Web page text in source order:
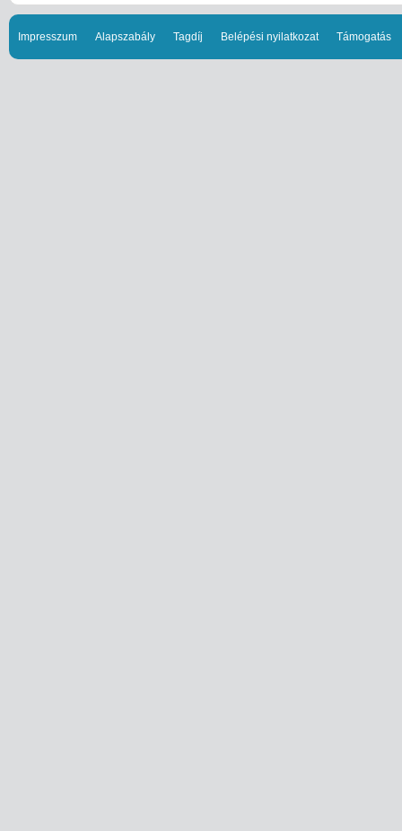
Impresszum Alapszabály Tagdíj Belépési nyilatkozat Támogatás